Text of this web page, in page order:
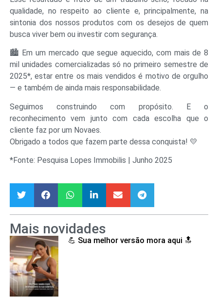
qualidade, no respeito ao cliente e, principalmente, na
sintonia dos nossos produtos com os desejos de quem
busca viver bem ou investir com segurança.
🏙️ Em um mercado que segue aquecido, com mais de 8
mil unidades comercializadas só no primeiro semestre de
2025*, estar entre os mais vendidos é motivo de orgulho
— e também de ainda mais responsabilidade.
Seguimos construindo com propósito. E o
reconhecimento vem junto com cada escolha que o
cliente faz por um Novaes.
Obrigado a todos que fazem parte dessa conquista! 💛
*Fonte: Pesquisa Lopes Immobilis | Junho 2025
Mais novidades
💪 Sua melhor versão mora aqui 🔝